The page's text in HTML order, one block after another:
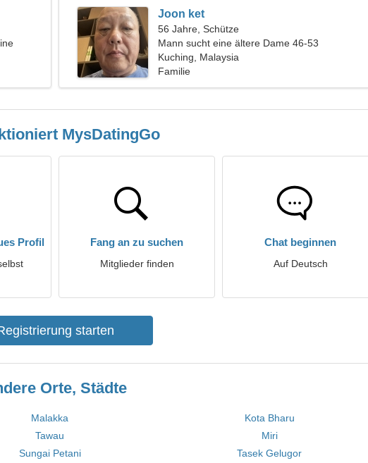
Joon ket
56 Jahre, Schütze
Mann sucht eine ältere Dame 46-53
Kuching, Malaysia
Familie
MysDatingGo
Profil Fang an zu suchen
Mitglieder finden
Chat beginnen
Auf Deutsch
starten
Orte, Städte
Malakka
Kota Bharu
Tawau
Miri
Sungai Petani Tasek Gelugor